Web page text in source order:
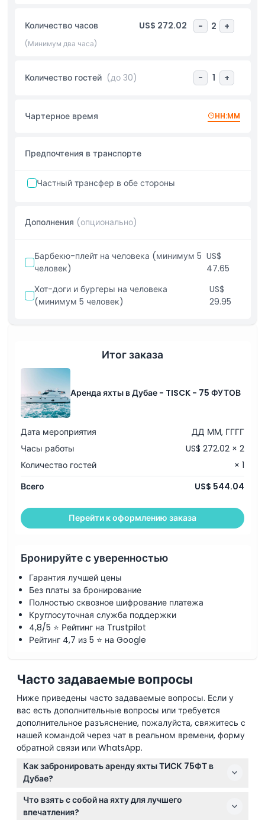
обеспечиваются безалкогольными напитками, минеральной
водой, полотенцами и спасательными жилетами. По
запросу доступны барбекю, рыболовное снаряжение и
проводите ли вы корпоративное мероприятие, день
рождения, семейную встречу или роскошный закатный
непревзойденными видами.
Основные моменты
Включено
Вещи, которые нужно знать
Дресс-код
Политика отмены
Количество часов US$ 272.02 - 2 +
(Минимум два часа)
Количество гостей (до 30) - 1 +
Чартерное время HH:MM
Предпочтения в транспорте
Частный трансфер в обе стороны
Дополнения (опционально)
Барбекю-плейт на человека (минимум 5
человек)
US$
47.65
Хот-доги и бургеры на человека
(минимум 5 человек)
US$
29.95
Итог заказа
Аренда яхты в Дубае - TISCK - 75 ФУТОВ
Дата мероприятия
ДД ММ, ГГГГ
Часы работы
US$ 272.02 × 2
Количество гостей
× 1
Всего
US$ 544.04
Перейти к оформлению заказа
Бронируйте с уверенностью
Гарантия лучшей цены
Без платы за бронирование
Полностью сквозное шифрование платежа
Круглосуточная служба поддержки
4,8/5 ⭐ Рейтинг на Trustpilot
Рейтинг 4,7 из 5 ⭐ на Google
Часто задаваемые вопросы
Ниже приведены часто задаваемые вопросы. Если у
вас есть дополнительные вопросы или требуется
дополнительное разъяснение, пожалуйста, свяжитесь с
нашей командой через чат в реальном времени, форму
обратной связи или WhatsApp.
Как забронировать аренду яхты ТИСК 75ФТ в
Дубае?
Вы можете удобно забронировать аренду яхты
ТИСК 75ФТ онлайн прямо на этом сайте. Просто
Что взять с собой на яхту для лучшего
впечатления?